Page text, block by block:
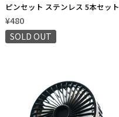
ピンセット ステンレス 5本セット
¥480
SOLD OUT